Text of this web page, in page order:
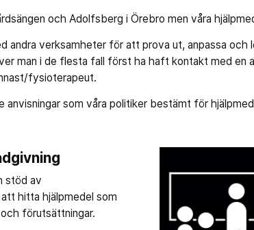
och Adolfsberg i Örebro men våra
andra verksamheter för att prova ut, anpassa och
man i de flesta fall först ha haft kontakt med en
fysioterapeut.
anvisningar som våra politiker bestämt för
stöd av
hitta hjälpmedel som
förutsättningar.